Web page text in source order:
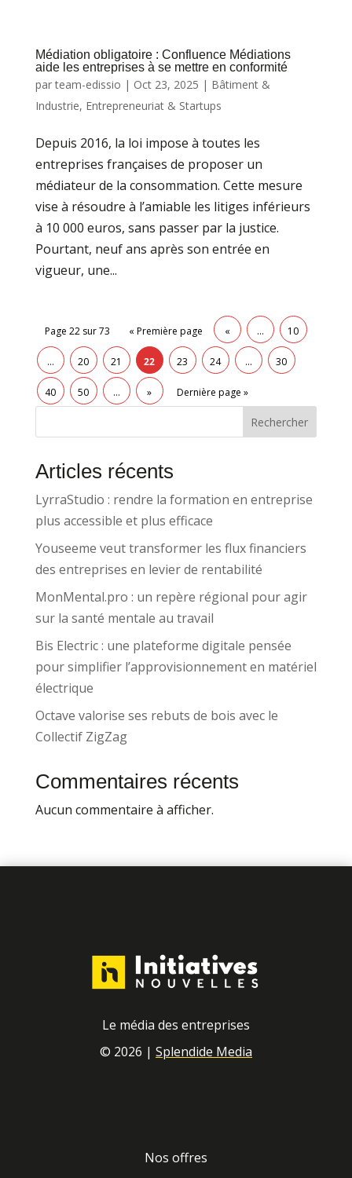
Médiation obligatoire : Confluence Médiations
aide les entreprises à se mettre en conformité
parteam-edissio | Oct 23, 2025 | Bâtiment &
Industrie, Entrepreneuriat & Startups
Depuis 2016, la loi impose à toutes les
entreprises françaises de proposer un
médiateur de la consommation. Cette mesure
vise à résoudre à l’amiable les litiges inférieurs
à 10 000 euros, sans passer par la justice.
Pourtant, neuf ans après son entrée en
vigueur, une...
Page 22 sur 73 « Première page « … 10
… 20 21 22 23 24 … 30
40 50 … » Dernière page »
Rechercher
Articles récents
LyrraStudio : rendre la formation en entreprise
plus accessible et plus efficace
Youseeme veut transformer les flux financiers
des entreprises en levier de rentabilité
MonMental.pro : un repère régional pour agir
sur la santé mentale au travail
Bis Electric : une plateforme digitale pensée
pour simplifier l’approvisionnement en matériel
électrique
Octave valorise ses rebuts de bois avec le
Collectif ZigZag
Commentaires récents
Aucun commentaire à afficher.
Le média des entreprises
© 2026 | Splendide Media
Nos offres